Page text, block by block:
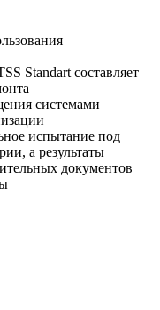
Standart составляет
системами
испытание под
а результаты
документов